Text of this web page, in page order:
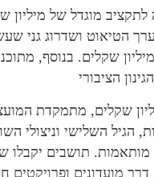
מוגדל של מיליון
הטיאוט ושדרוג גני
שקלים. בנוסף,
של 6 מיליון שקלים, מתמקדת
הגיל השלישי וניצולי
מותאמות. תושבים יקבלו
מועדונים ופרויקטים